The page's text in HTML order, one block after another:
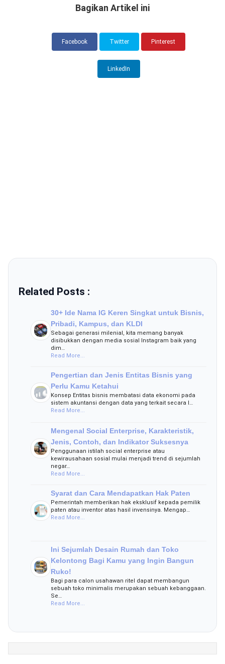
Bagikan Artikel ini
Facebook Twitter Pinterest
LinkedIn
Related Posts :
30+ Ide Nama IG Keren Singkat untuk Bisnis,
Pribadi, Kampus, dan KLDI
Sebagai generasi milenial, kita memang banyak
disibukkan dengan media sosial Instagram baik yang
dim…
Read More...
Pengertian dan Jenis Entitas Bisnis yang
Perlu Kamu Ketahui
Konsep Entitas bisnis membatasi data ekonomi pada
sistem akuntansi dengan data yang terkait secara l…
Read More...
Mengenal Social Enterprise, Karakteristik,
Jenis, Contoh, dan Indikator Suksesnya
Penggunaan istilah social enterprise atau
kewirausahaan sosial mulai menjadi trend di sejumlah
negar…
Read More...
Syarat dan Cara Mendapatkan Hak Paten
Pemerintah memberikan hak eksklusif kepada pemilik
paten atau inventor atas hasil invensinya. Mengap…
Read More...
Ini Sejumlah Desain Rumah dan Toko
Kelontong Bagi Kamu yang Ingin Bangun
Ruko!
Bagi para calon usahawan ritel dapat membangun
sebuah toko minimalis merupakan sebuah kebanggaan.
Se…
Read More...